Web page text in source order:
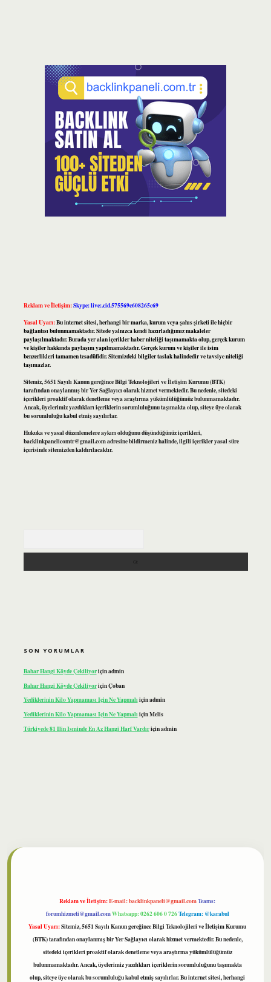
Reklam ve İletişim:Skype: live:.cid.575569c608265c69
Yasal Uyarı:Bu internet sitesi, herhangi bir marka, kurum veya şahıs şirketi ile hiçbir
bağlantısı bulunmamaktadır. Sitede yalnızca kendi hazırladığımız makaleler
paylaşılmaktadır. Burada yer alan içerikler haber niteliği taşımamakta olup, gerçek kurum
ve kişiler hakkında paylaşım yapılmamaktadır. Gerçek kurum ve kişiler ile isim
benzerlikleri tamamen tesadüfidir. Sitemizdeki bilgiler taslak halindedir ve tavsiye niteliği
taşımazlar.
Sitemiz, 5651 Sayılı Kanun gereğince Bilgi Teknolojileri ve İletişim Kurumu (BTK)
tarafından onaylanmış bir Yer Sağlayıcı olarak hizmet vermektedir. Bu nedenle, sitedeki
içerikleri proaktif olarak denetleme veya araştırma yükümlülüğümüz bulunmamaktadır.
Ancak, üyelerimiz yazdıkları içeriklerin sorumluluğunu taşımakta olup, siteye üye olarak
bu sorumluluğu kabul etmiş sayılırlar.
Hukuka ve yasal düzenlemelere aykırı olduğunu düşündüğünüz içerikleri,
backlinkpanelicomtr@gmail.comadresine bildirmeniz halinde, ilgili içerikler yasal süre
içerisinde sitemizden kaldırılacaktır.
SON YORUMLAR
Bahar Hangi Köyde Çekiliyoriçinadmin
Bahar Hangi Köyde ÇekiliyoriçinÇoban
Yediklerinin Kilo Yapmaması Için Ne Yapmalıiçinadmin
Yediklerinin Kilo Yapmaması Için Ne YapmalıiçinMelis
Türkiyede 81 Ilin Isminde En Az Hangi Harf Vardıriçinadmin
Reklam ve İletişim:E-mail:backlinkpaneli@gmail.comTeams:
forumhizmeti@gmail.comWhatsapp: 0262 606 0 726Telegram: @karabul
Yasal Uyarı:Sitemiz, 5651 Sayılı Kanun gereğince Bilgi Teknolojileri ve İletişim Kurumu
(BTK) tarafından onaylanmış bir Yer Sağlayıcı olarak hizmet vermektedir. Bu nedenle,
sitedeki içerikleri proaktif olarak denetleme veya araştırma yükümlülüğümüz
bulunmamaktadır. Ancak, üyelerimiz yazdıkları içeriklerin sorumluluğunu taşımakta
olup, siteye üye olarak bu sorumluluğu kabul etmiş sayılırlar. Bu internet sitesi, herhangi